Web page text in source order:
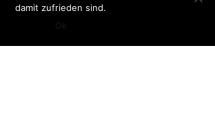
damit zufrieden sind.
Ok